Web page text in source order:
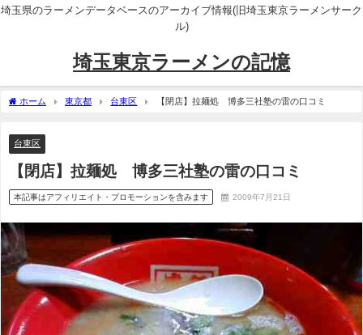
埼玉県のラーメンデータベースのアーカイブ情報(旧埼玉東京ラーメンサーク
ル)
埼玉東京ラーメンの記憶
ホーム 東京都 台東区 【閉店】拉麺処 博多三社塾の雷の口コミ
台東区
【閉店】拉麺処 博多三社塾の雷の口コミ
本記事はアフィリエイト・プロモーションを含みます 2009年7月21日